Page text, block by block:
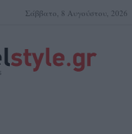
Σάββατο, 8 Αυγούστου, 2026